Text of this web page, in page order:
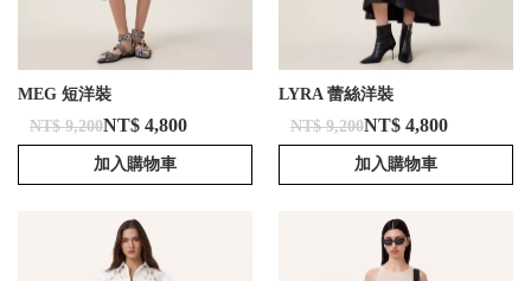
MEG 短洋裝
NT$ 9,200NT$ 4,800
加入購物車
LYRA 蕾絲洋裝
NT$ 9,200NT$ 4,800
加入購物車